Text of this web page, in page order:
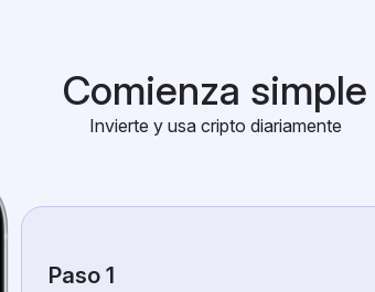
Comienza simple
Invierte y usa cripto diariamente
Paso 1